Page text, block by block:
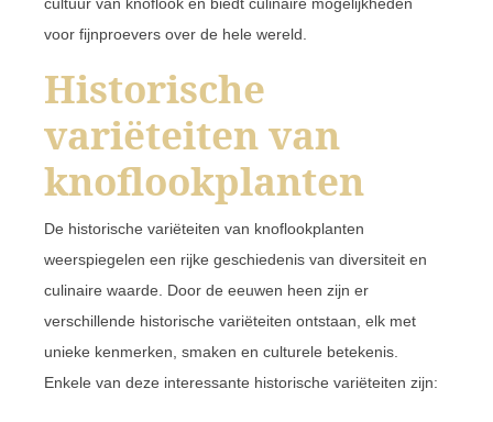
voor fijnproevers over de hele wereld.
Historische
variëteiten van
knoflookplanten
De historische variëteiten van knoflookplanten
weerspiegelen een rijke geschiedenis van diversiteit en
culinaire waarde. Door de eeuwen heen zijn er
verschillende historische variëteiten ontstaan, elk met
unieke kenmerken, smaken en culturele betekenis.
Enkele van deze interessante historische variëteiten zijn: